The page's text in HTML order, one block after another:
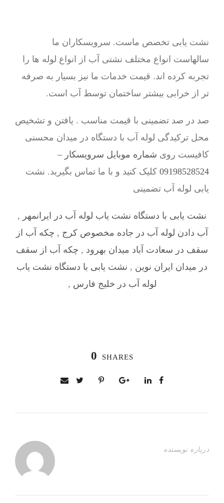
نشت یابی تخصص ماست. سرویسکاران ما
سالهاست انواع مختلف نشتی آب از انواع لوله ها را
تجربه کرده اند. قیمت خدمات ما نیز بسیار به صرفه
تر از خرابی بیشتر ساختمان توسط آب است.
صد در صد تضمینی با قیمت مناسب . یافتن و تشخیص
محل ترکیدگی لوله آب با دستگاه در میدان محسنی
کافیست روی شماره موبایل سرویسکار –
09198528524 کلیک کنید و با ما تماس بگیرید. نشت
یابی لوله آب تضمینی
نشت یابی با دستگاه نشت یاب لوله آب در ایرانمهر ,
آب دادن لوله آب در جاده مخصوص کرج , چکه آب از
سقف در سعادت آباد میدان بهرود , چکه آب از سقف
در میدان ایران نوین , نشت یابی با دستگاه نشت یاب
لوله آب در خلیج فارس ,
0 SHARES
درباره نویسنده